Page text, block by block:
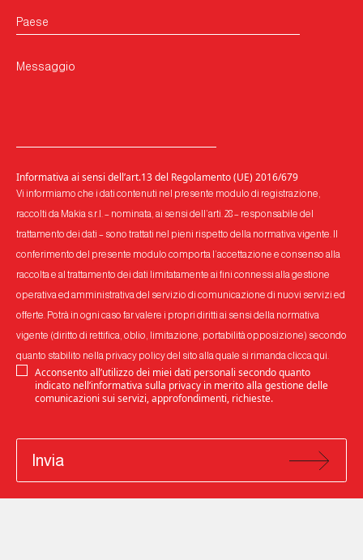
Paese
Messaggio
Informativa ai sensi dell’art.13 del Regolamento (UE) 2016/679
Vi informiamo che i dati contenuti nel presente modulo di registrazione,
raccolti da Makia s.r.l. – nominata, ai sensi dell’arti. 28 – responsabile del
trattamento dei dati – sono trattati nel pieni rispetto della normativa vigente. Il
conferimento del presente modulo comporta l’accettazione e consenso alla
raccolta e al trattamento dei dati limitatamente ai fini connessi alla gestione
operativa ed amministrativa del servizio di comunicazione di nuovi servizi ed
offerte. Potrà in ogni caso far valere i propri diritti ai sensi della normativa
vigente (diritto di rettifica, oblio, limitazione, portabilità opposizione) secondo
quanto stabilito nella privacy policy del sito alla quale si rimanda clicca qui
Acconsento all’utilizzo dei miei dati personali secondo quanto
indicato nell’informativa sulla privacy in merito alla gestione delle
comunicazioni sui servizi, approfondimenti, richieste.
Invia